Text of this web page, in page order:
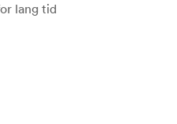
lang tid